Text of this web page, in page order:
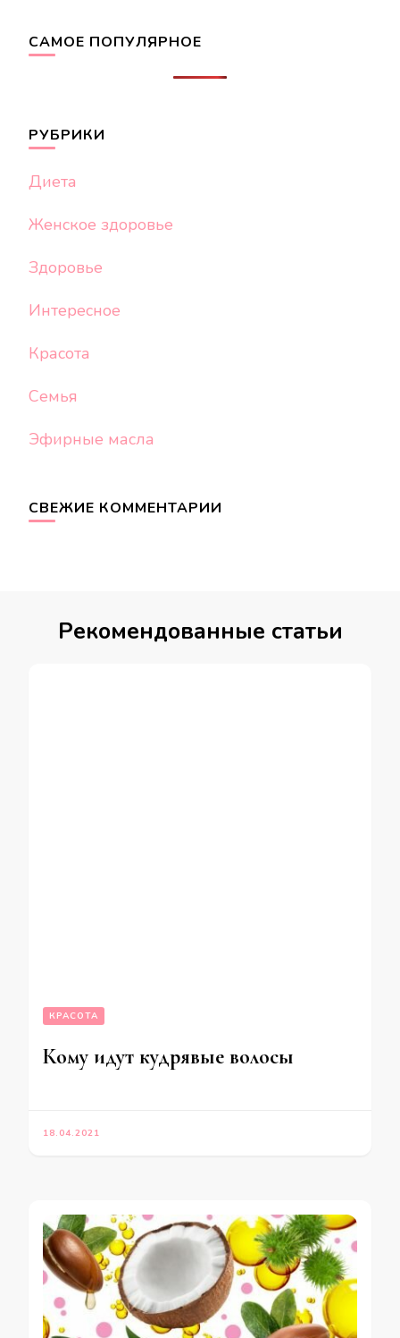
САМОЕ ПОПУЛЯРНОЕ
РУБРИКИ
Диета
Женское здоровье
Здоровье
Интересное
Красота
Семья
Эфирные масла
СВЕЖИЕ КОММЕНТАРИИ
Рекомендованные статьи
КРАСОТА
Кому идут кудрявые волосы
18.04.2021